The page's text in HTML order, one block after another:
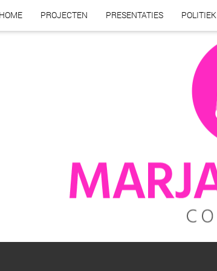
HOME PROJECTEN PRESENTATIES POLITIEK